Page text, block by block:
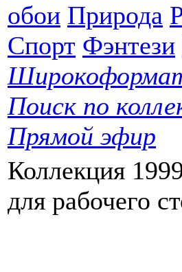
обои Природа
Спорт Фэнтези
Поиск по
Прямой эфир
Коллекция
для рабочего